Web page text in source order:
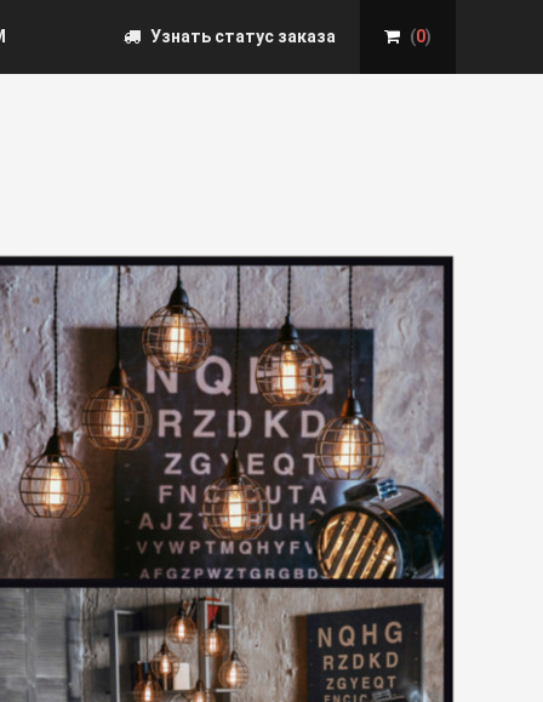
Узнать статус заказа (0)